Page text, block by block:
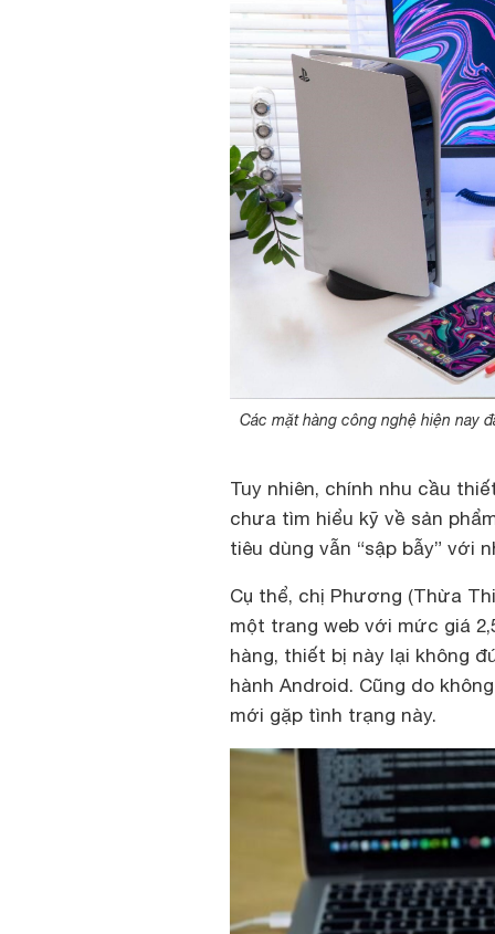
Các mặt hàng công nghệ hiện nay
Tuy nhiên, chính nhu cầu
chưa tìm hiểu kỹ về sản
tiêu dùng vẫn “sập bẫy” với
Cụ thể, chị Phương (Thừa
một trang web với mức giá
hàng, thiết bị này lại không
hành Android. Cũng do
mới gặp tình trạng này.